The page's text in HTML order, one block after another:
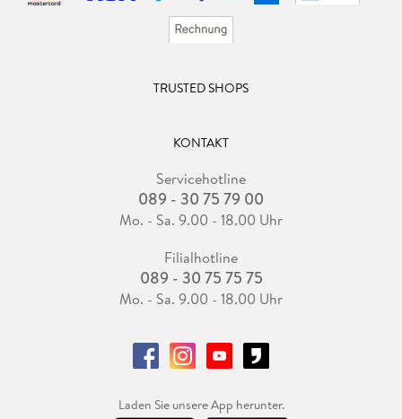
TRUSTED SHOPS
KONTAKT
Servicehotline
089 - 30 75 79 00
Mo. - Sa. 9.00 - 18.00 Uhr
Filialhotline
089 - 30 75 75 75
Mo. - Sa. 9.00 - 18.00 Uhr
Laden Sie unsere App herunter.